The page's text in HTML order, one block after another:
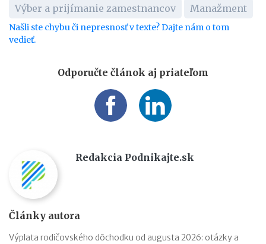
Výber a prijímanie zamestnancov Manažment
Našli ste chybu či nepresnosť v texte? Dajte nám o tom
vedieť.
Odporučte článok aj priateľom
Redakcia Podnikajte.sk
Články autora
Výplata rodičovského dôchodku od augusta 2026: otázky a